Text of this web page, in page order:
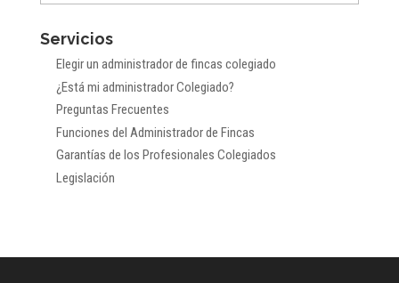
meses
Servicios
Elegir un administrador de fincas colegiado
¿Está mi administrador Colegiado?
Preguntas Frecuentes
Funciones del Administrador de Fincas
Garantías de los Profesionales Colegiados
Legislación